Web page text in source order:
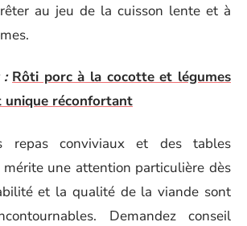
au jeu de la cuisson lente et à
: Rôti porc à la cocotte et légumes
unique réconfortant
repas conviviaux et des tables
mérite une attention particulière dès
et la qualité de la viande sont
Demandez conseil